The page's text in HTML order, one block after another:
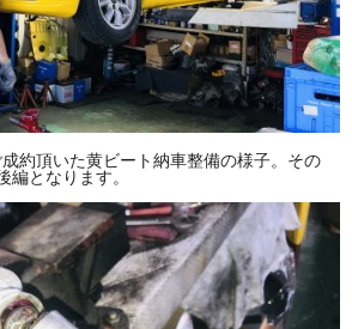
約頂いた黄ビート納車整備の様子。その
となります。